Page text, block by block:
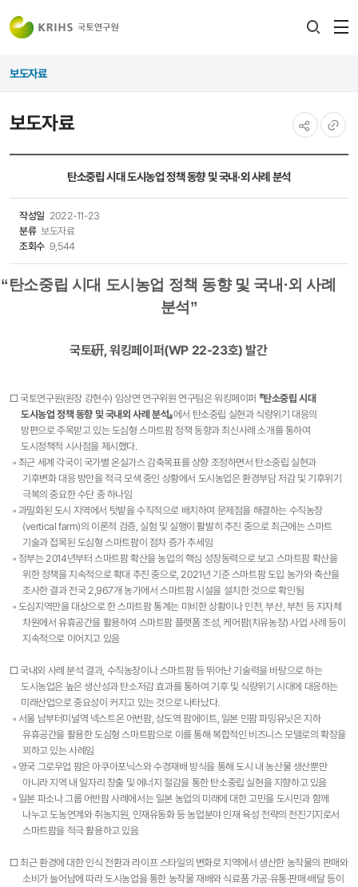
보도자료
보도자료
탄소중립 시대 도시농업 정책 동향 및 국내·외 사례 분석
작성일 2022-11-23
분류 보도자료
조회수 9,544
“탄소중립 시대 도시농업 정책 동향 및 국내·외 사례
분석 ”
국토硏, 워킹페이퍼(WP 22-23호) 발간
□ 국토연구원(원장 강현수) 임상연 연구위원 연구팀은 워킹페이퍼 『탄소중립 시대
도시농업 정책 동향 및 국내외 사례 분석』에서 탄소중립 실현과 식량위기 대응의
방편으로 주목받고 있는 도심형 스마트팜 정책 동향과 최신사례 소개를 통하여
도시정책적 시사점을 제시했다.
◦ 최근 세계 각국이 국가별 온실가스 감축목표를 상향 조정하면서 탄소중립 실현과
기후변화 대응 방안을 적극 모색 중인 상황에서 도시농업은 환경부담 저감 및 기후위기
극복의 중요한 수단 중 하나임
◦ 과밀화된 도시 지역에서 텃밭을 수직적으로 배치하여 문제점을 해결하는 수직농장
(vertical farm)의 이론적 검증, 실험 및 실행이 활발히 추진 중으로 최근에는 스마트
기술과 접목된 도심형 스마트팜이 점차 증가 추세임
◦ 정부는 2014년부터 스마트팜 확산을 농업의 핵심 성장동력으로 보고 스마트팜 확산을
위한 정책을 지속적으로 확대 추진 중으로, 2021년 기준 스마트팜 도입 농가와 축산을
조사한 결과 전국 2,967개 농가에서 스마트팜 시설을 설치한 것으로 확인됨
◦ 도심지역만을 대상으로 한 스마트팜 통계는 미비한 상황이나 인천, 부산, 부천 등 지자체
차원에서 유휴공간을 활용하여 스마트팜 플랫폼 조성, 케어팜(치유농장) 사업 사례 등이
지속적으로 이어지고 있음
□ 국내외 사례 분석 결과, 수직농장이나 스마트팜 등 뛰어난 기술력을 바탕으로 하는
도시농업은 높은 생산성과 탄소저감 효과를 통하여 기후 및 식량위기 시대에 대응하는
미래산업으로 중요성이 커지고 있는 것으로 나타났다.
◦ 서울 남부터미널역 넥스트온 어번팜, 상도역 팜에이트, 일본 인팜 파밍유닛은 지하
유휴공간을 활용한 도심형 스마트팜으로 이를 통해 복합적인 비즈니스 모델로의 확장을
꾀하고 있는 사례임
◦ 영국 그로우업 팜은 아쿠아포닉스와 수경재배 방식을 통해 도시 내 농산물 생산뿐만
아니라 지역 내 일자리 창출 및 에너지 절감을 통한 탄소중립 실현을 지향하고 있음
◦ 일본 파소나 그룹 어반팜 사례에서는 일본 농업의 미래에 대한 고민을 도시민과 함께
나누고 도농연계와 취농지원, 인재유동화 등 농업분야 인재 육성 전략의 전진기지로서
스마트팜을 적극 활용하고 있음
□ 최근 환경에 대한 인식 전환과 라이프 스타일의 변화로 지역에서 생산한 농작물의 판매와
소비가 늘어남에 따라 도시농업을 통한 농작물 재배와 식료품 가공·유통·판매·배달 등이